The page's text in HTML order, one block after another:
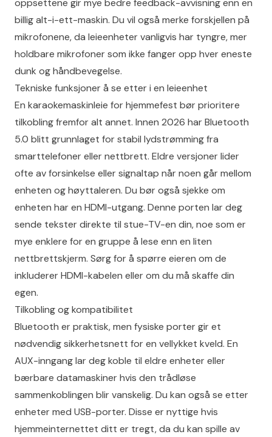
billig alt-i-ett-maskin. Du vil også merke forskjellen på
mikrofonene, da leieenheter vanligvis har tyngre, mer
holdbare mikrofoner som ikke fanger opp hver eneste
dunk og håndbevegelse.
Tekniske funksjoner å se etter i en leieenhet
En karaokemaskinleie for hjemmefest bør prioritere
tilkobling fremfor alt annet. Innen 2026 har Bluetooth
5.0 blitt grunnlaget for stabil lydstrømming fra
smarttelefoner eller nettbrett. Eldre versjoner lider
ofte av forsinkelse eller signaltap når noen går mellom
enheten og høyttaleren. Du bør også sjekke om
enheten har en HDMI-utgang. Denne porten lar deg
sende tekster direkte til stue-TV-en din, noe som er
mye enklere for en gruppe å lese enn en liten
nettbrettskjerm. Sørg for å spørre eieren om de
inkluderer HDMI-kabelen eller om du må skaffe din
egen.
Tilkobling og kompatibilitet
Bluetooth er praktisk, men fysiske porter gir et
nødvendig sikkerhetsnett for en vellykket kveld. En
AUX-inngang lar deg koble til eldre enheter eller
bærbare datamaskiner hvis den trådløse
sammenkoblingen blir vanskelig. Du kan også se etter
enheter med USB-porter. Disse er nyttige hvis
hjemmeinternettet ditt er tregt, da du kan spille av